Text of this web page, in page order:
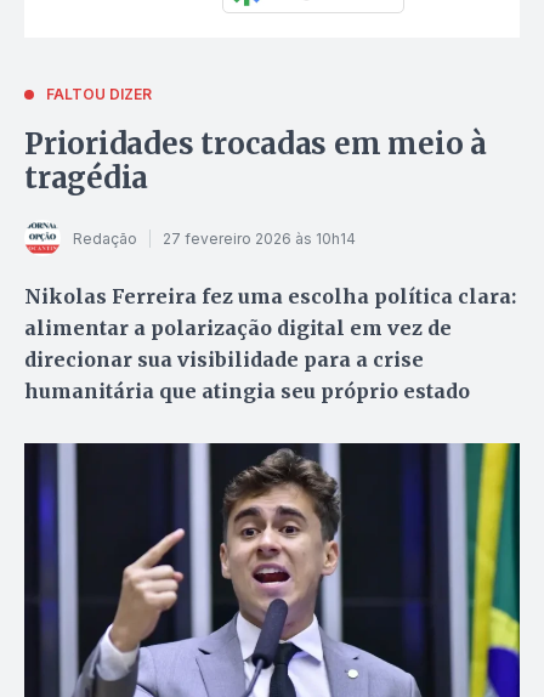
FALTOU DIZER
Prioridades trocadas em meio à
tragédia
Redação 27 fevereiro 2026 às 10h14
Nikolas Ferreira fez uma escolha política clara:
alimentar a polarização digital em vez de
direcionar sua visibilidade para a crise
humanitária que atingia seu próprio estado